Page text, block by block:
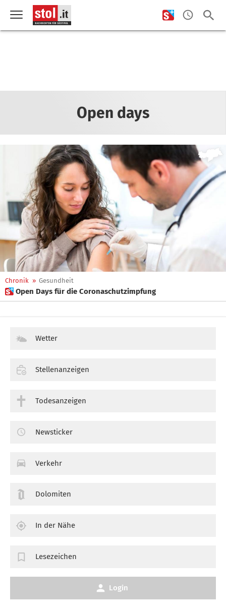
Open days
Chronik » Gesundheit
 Open Days für die Coronaschutzimpfung
Wetter
Stellenanzeigen
Todesanzeigen
Newsticker
Verkehr
Dolomiten
In der Nähe
Lesezeichen
Login